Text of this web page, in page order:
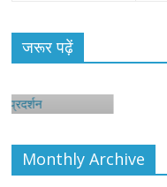
जरूर पढ़ें
Monthly Archive